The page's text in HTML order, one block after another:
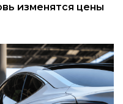
изменятся цены